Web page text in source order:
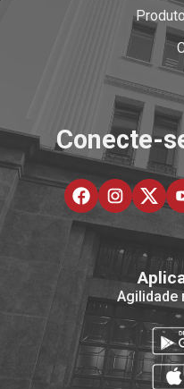
Conecte-
Agilidade